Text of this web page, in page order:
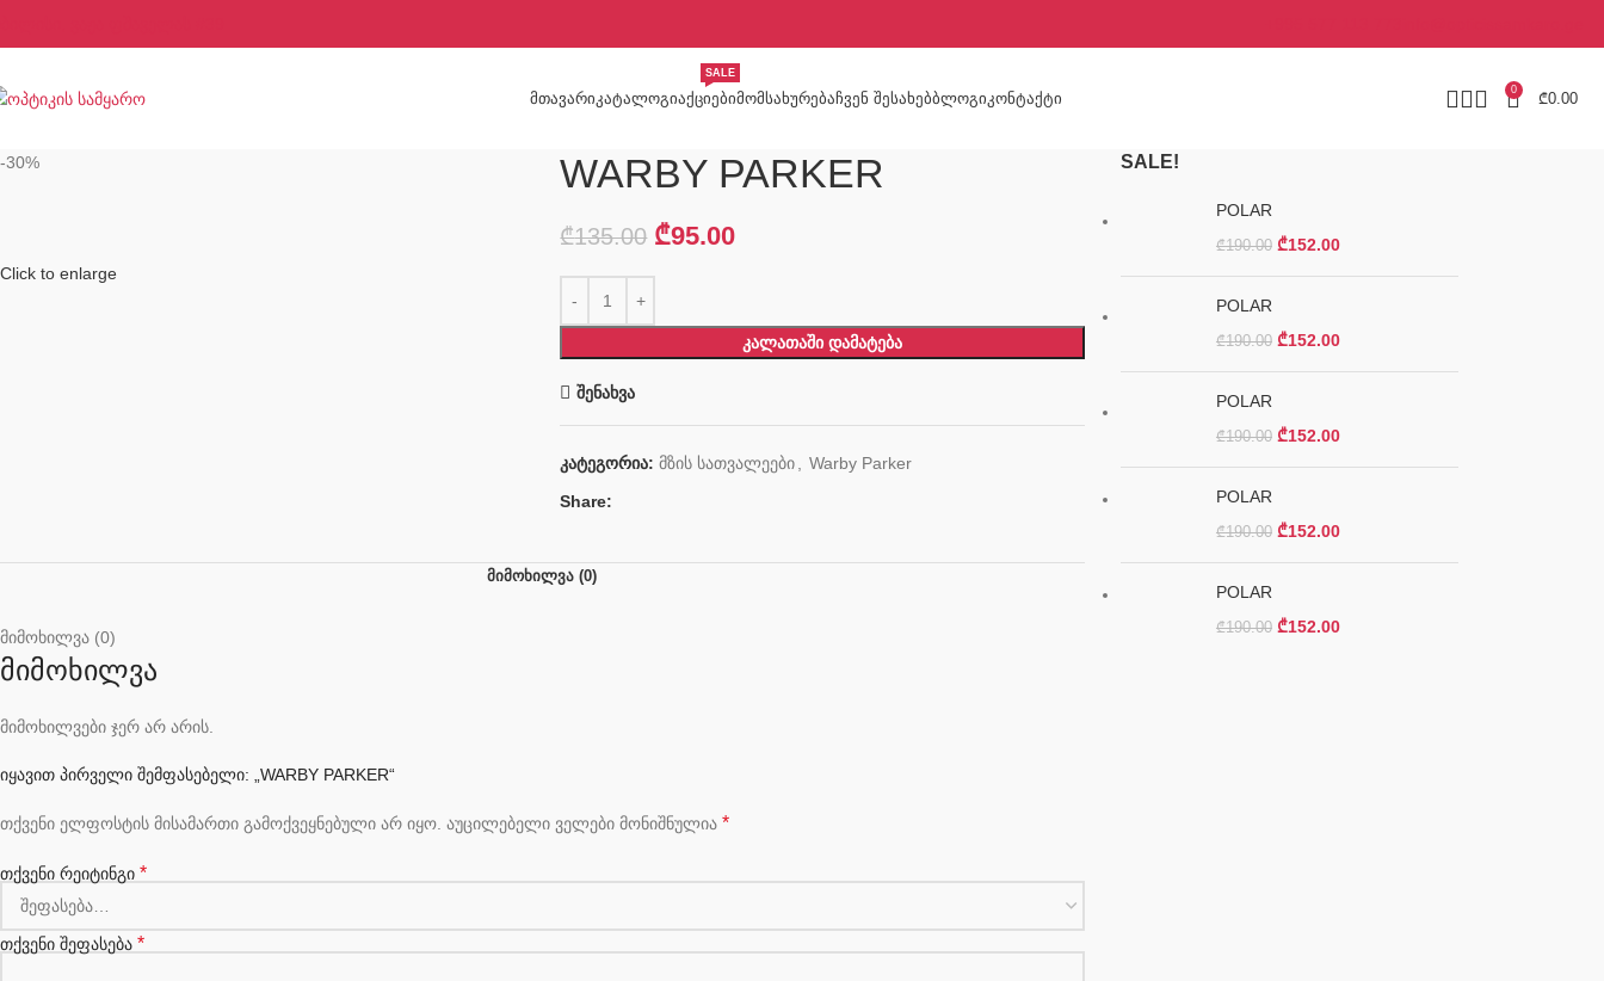
ᲛᲗᲐᲕᲐᲠᲘᲙᲐᲢᲐᲚᲝᲒᲘᲐᲥᲪᲘᲔᲑᲘ
SALE
ᲛᲝᲛᲡᲐᲮᲣᲠᲔᲑᲐᲩᲕᲔᲜ ᲨᲔᲡᲐᲮᲔᲑᲑᲚᲝᲒᲘᲙᲝᲜᲢᲐᲥᲢᲘ
0
₾0.00
-30%
Click to enlarge
WARBY PARKER
₾135.00 ₾95.00
ᲙᲐᲚᲐᲗᲐᲨᲘ ᲓᲐᲛᲐᲢᲔᲑᲐ
შენახვა
კატეგორია: მზის სათვალეები
Warby Parker
Share:
ᲛᲘᲛᲝᲮᲘᲚᲕᲐ (0)
მიმოხილვა (0)
მიმოხილვა
მიმოხილვები ჯერ არ არის.
იყავით პირველი შემფასებელი: „WARBY PARKER“
თქვენი ელფოსტის მისამართი გამოქვეყნებული არ იყო. აუცილებელი ველები მონიშნულია *
თქვენი რეიტინგი *
თქვენი შეფასება *
SALE!
POLAR
₾190.00 ₾152.00
POLAR
₾190.00 ₾152.00
POLAR
₾190.00 ₾152.00
POLAR
₾190.00 ₾152.00
POLAR
₾190.00 ₾152.00